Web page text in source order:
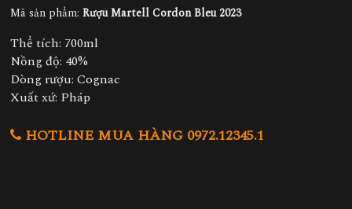
Mã sản phẩm: Rượu Martell Cordon Bleu 2023
Thể tích: 700ml
Nồng độ: 40%
Dòng rượu: Cognac
Xuất xứ: Pháp
HOTLINE MUA HÀNG 0972.12345.1